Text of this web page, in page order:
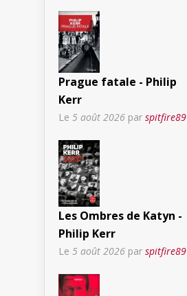
Prague fatale - Philip
Kerr
Le 5 août 2026 par spitfire89
Les Ombres de Katyn -
Philip Kerr
Le 5 août 2026 par spitfire89